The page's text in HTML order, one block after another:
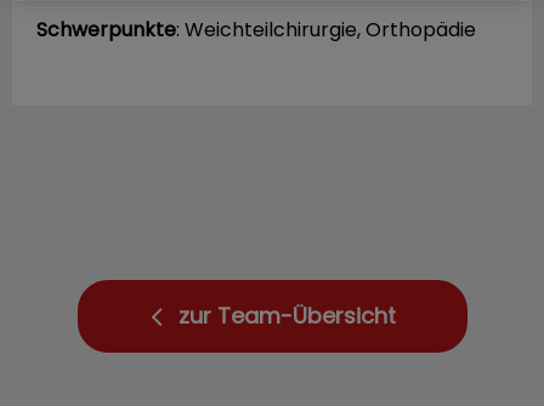
Schwerpunkte: Weichteilchirurgie, Orthopädie
zur Team-Übersicht